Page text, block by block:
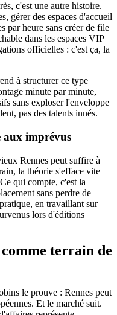
c'est une autre histoire.
gérer des espaces d'accueil
par heure sans créer de file
dans les espaces VIP
officielles : c'est ça, la
à structurer ce type
minute par minute,
sans exploser l'enveloppe
pas des talents innés.
aux imprévus
Rennes peut suffire à
la théorie s'efface vite
qui compte, c'est la
sans perdre de
en travaillant sur
lors d'éditions
terrain de
le prouve : Rennes peut
Et le marché suit.